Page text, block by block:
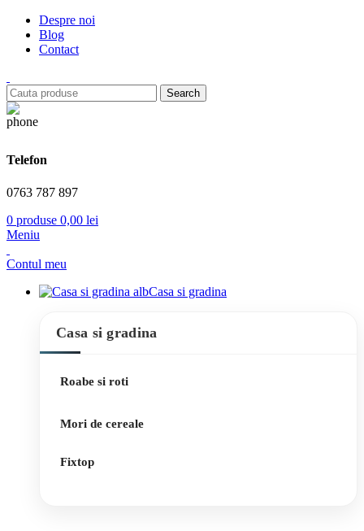
Despre noi
Blog
Contact
Search
Telefon
0763 787 897
0 produse 0,00 lei
Meniu
Contul meu
Casa si gradina
Casa si gradina
Roabe si roti
Mori de cereale
Fixtop